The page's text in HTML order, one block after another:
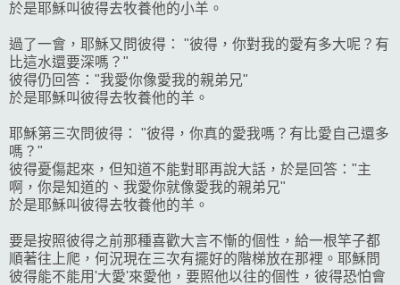
於是耶穌叫彼得去牧養他的小羊。
過了一會，耶穌又問彼得： "彼得，你對我的愛有多大呢？有
比這水還要深嗎？"
彼得仍回答："我愛你像愛我的親弟兄"
於是耶穌叫彼得去牧養他的羊。
耶穌第三次問彼得： "彼得，你真的愛我嗎？有比愛自己還多
嗎？"
彼得憂傷起來，但知道不能對耶再說大話，於是回答："主
啊，你是知道的、我愛你就像愛我的親弟兄"
於是耶穌叫彼得去牧養他的羊。
要是按照彼得之前那種喜歡大言不慚的個性，給一根竿子都
順著往上爬，何況現在三次有擺好的階梯放在那裡。耶穌問
彼得能不能用'大愛'來愛他，要照他以往的個性，彼得恐怕會